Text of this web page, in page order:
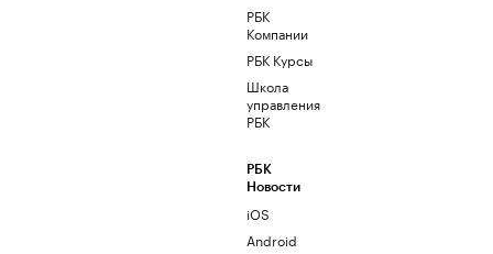
РБК
Компании
РБК Курсы
Школа
управления
РБК
РБК
Новости
iOS
Android